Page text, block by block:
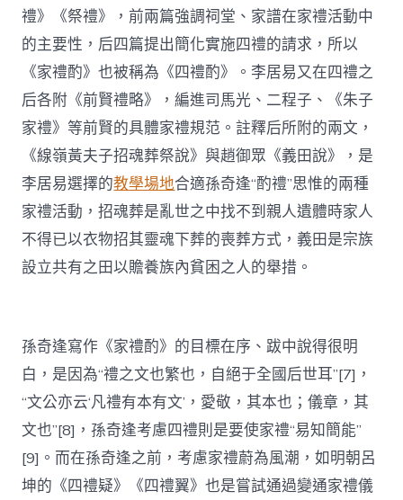
禮》《祭禮》，前兩篇強調祠堂、家譜在家禮活動中
的主要性，后四篇提出簡化實施四禮的請求，所以
《家禮酌》也被稱為《四禮酌》。李居易又在四禮之
后各附《前賢禮略》，編進司馬光、二程子、《朱子
家禮》等前賢的具體家禮規范。註釋后所附的兩文，
《線嶺黃夫子招魂葬祭說》與趙御眾《義田說》，是
李居易選擇的教學場地合適孫奇逢“酌禮”思惟的兩種
家禮活動，招魂葬是亂世之中找不到親人遺體時家人
不得已以衣物招其靈魂下葬的喪葬方式，義田是宗族
設立共有之田以贍養族內貧困之人的舉措。
孫奇逢寫作《家禮酌》的目標在序、跋中說得很明
白，是因為“禮之文也繁也，自絕于全國后世耳”[7]，
“文公亦云‘凡禮有本有文’，愛敬，其本也；儀章，其
文也”[8]，孫奇逢考慮四禮則是要使家禮“易知簡能”
[9]。而在孫奇逢之前，考慮家禮蔚為風潮，如明朝呂
坤的《四禮疑》《四禮翼》也是嘗試通過變通家禮儀